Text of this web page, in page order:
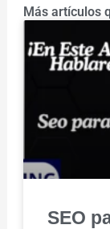
Más artículos
SEO